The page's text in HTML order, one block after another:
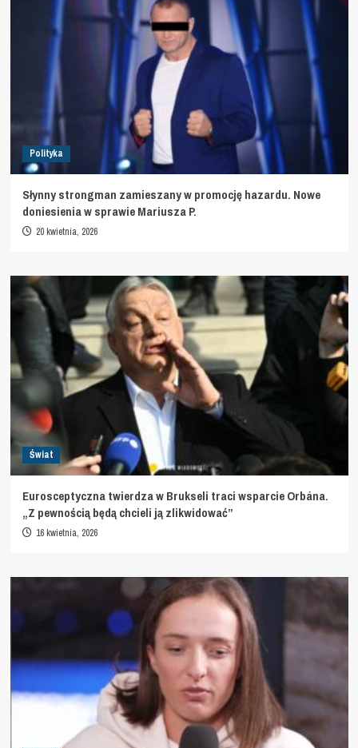
Polityka
Słynny strongman zamieszany w promocję hazardu. Nowe
doniesienia w sprawie Mariusza P.
20 kwietnia, 2026
Świat
Eurosceptyczna twierdza w Brukseli traci wsparcie Orbána.
„Z pewnością będą chcieli ją zlikwidować”
16 kwietnia, 2026